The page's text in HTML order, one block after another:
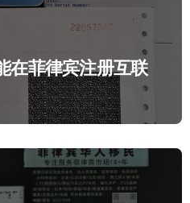
在菲律宾注册互联